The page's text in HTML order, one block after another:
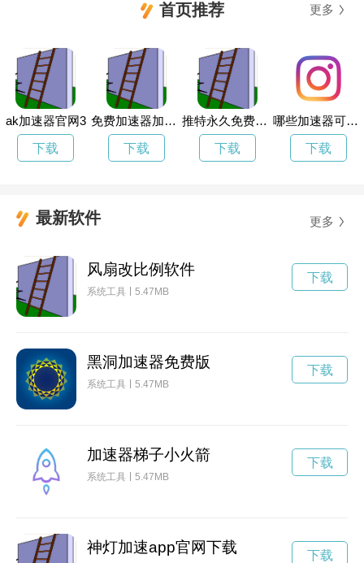
首页推荐 更多
ak加速器官网3
下载
免费加速器加速器试用三天
下载
推特永久免费加速器
下载
哪些加速器可以上ins
下载
最新软件 更多
风扇改比例软件
系统工具 5.47MB
下载
黑洞加速器免费版
系统工具 5.47MB
下载
加速器梯子小火箭
系统工具 5.47MB
下载
神灯加速app官网下载 下载